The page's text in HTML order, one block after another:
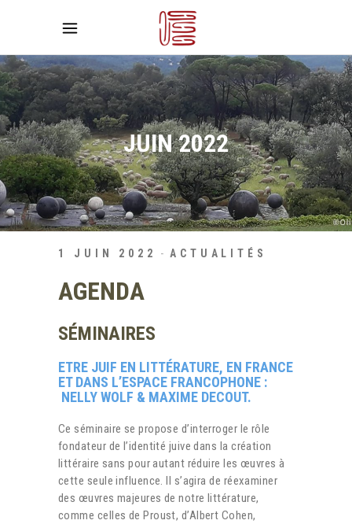
JUIN 2022
1 JUIN 2022 ACTUALITÉS
AGENDA
SÉMINAIRES
ETRE JUIF EN LITTÉRATURE, EN FRANCE
ET DANS L’ESPACE FRANCOPHONE :
NELLY WOLF & MAXIME DECOUT.
Ce séminaire se propose d’interroger le rôle
fondateur de l’identité juive dans la création
littéraire sans pour autant réduire les œuvres à
cette seule influence. Il s’agira de réexaminer
des œuvres majeures de notre littérature,
comme celles de Proust, d’Albert Cohen,